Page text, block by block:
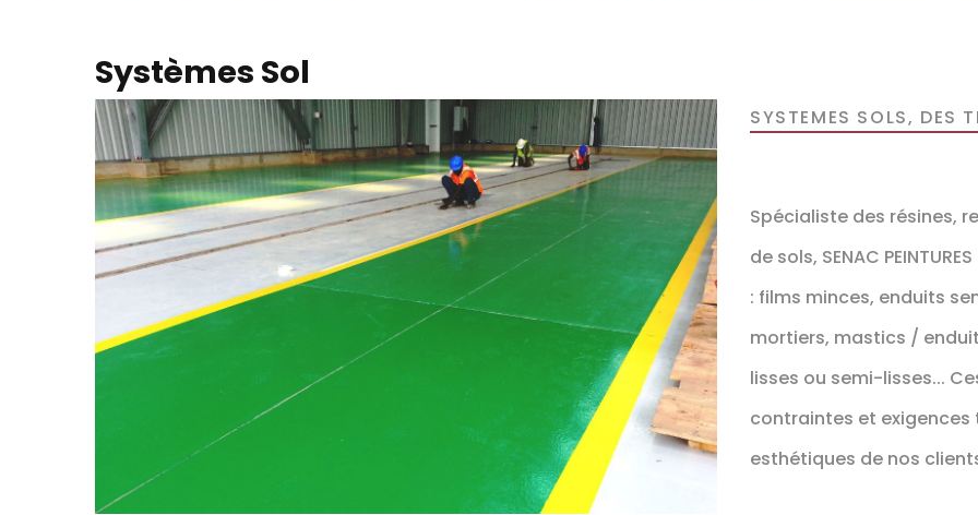
Systèmes Sol
SYSTEMES SOLS, DES
Spécialiste des résines,
de sols, SENAC
: films minces, enduits
mortiers, mastics /
lisses ou semi-lisses...
contraintes et
esthétiques de nos